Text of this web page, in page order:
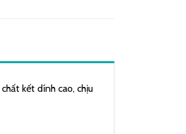
kết dính cao, chịu